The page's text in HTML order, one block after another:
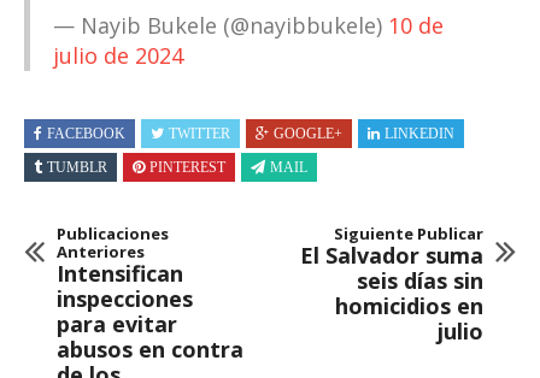
— Nayib Bukele (@nayibbukele) 10 de
julio de 2024
FACEBOOK TWITTER GOOGLE+
LINKEDIN
TUMBLR
PINTEREST MAIL
Publicaciones
Anteriores
Intensifican
inspecciones
para evitar
abusos en contra
Siguiente Publicar
El Salvador suma
seis días sin
homicidios en
julio